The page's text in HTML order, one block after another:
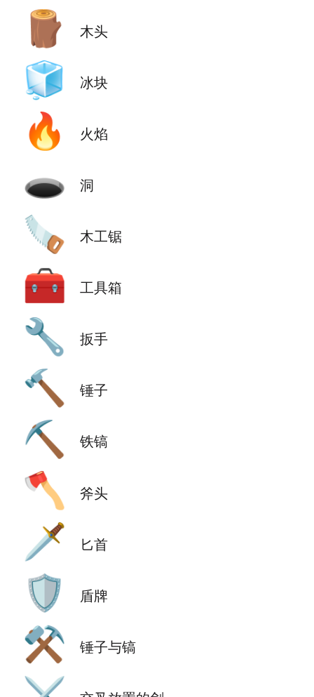
🪵 木头
🧊 冰块
🔥 火焰
🕳️ 洞
🪚 木工锯
🧰 工具箱
🔧 扳手
🔨 锤子
⛏️ 铁镐
🪓 斧头
🗡️ 匕首
🛡️ 盾牌
⚒️ 锤子与镐